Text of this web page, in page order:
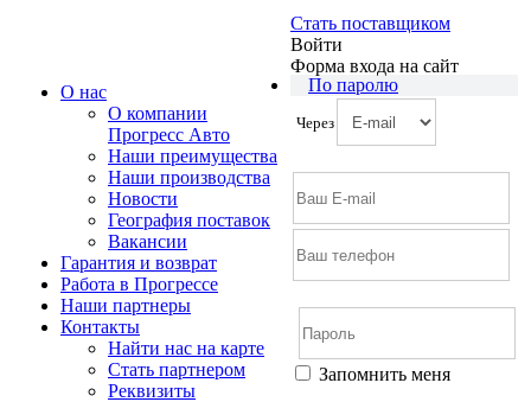
О нас
О компании
Прогресс Авто
Наши преимущества
Наши производства
Новости
География поставок
Вакансии
Гарантия и возврат
Работа в Прогрессе
Наши партнеры
Контакты
Найти нас на карте
Cтать партнером
Реквизиты
Стать поставщиком
Войти
Форма входа на сайт
По паролю
Через
Запомнить меня